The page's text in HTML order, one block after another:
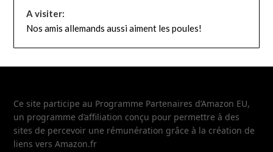
A visiter:
Nos amis allemands aussi aiment les poules!
Ce site participe au Programme Partenaires d’Amazon EU,
un programme d’affiliation conçu pour permettre à des
sites de percevoir une rémunération grâce à la création de
liens vers Amazon.fr